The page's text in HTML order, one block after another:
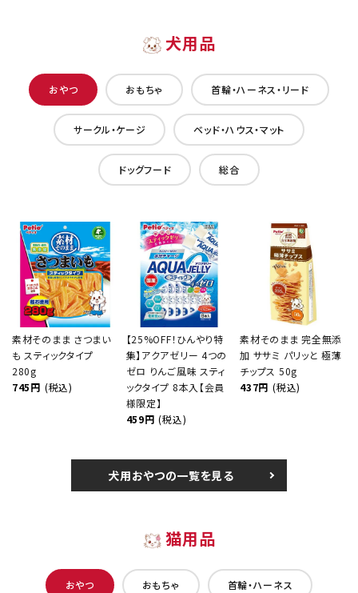
犬用品
おやつ おもちゃ 首輪・ハーネス・リード
サークル・ケージ ベッド・ハウス・マット
ドッグフード 総合
素材そのまま さつまい
も スティックタイプ
280g
745円 (税込)
【25%OFF！ひんやり特
集】アクアゼリー 4つの
ゼロ りんご風味 スティ
ックタイプ 8本入【会員
様限定】
459円 (税込)
素材そのまま 完全無添
加 ササミ パリッと 極薄
チップス 50g
437円 (税込)
犬用おやつの一覧を見る
猫用品
おやつ おもちゃ 首輪・ハーネス